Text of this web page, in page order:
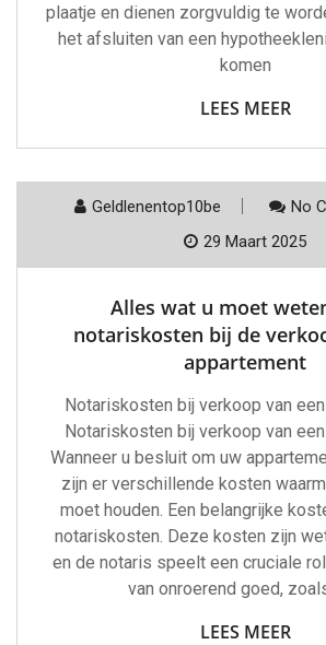
plaatje en dienen zorgvuldig te
het afsluiten van een
komen
LEES MEER
Geldlenentop10be
No
29 Maart 2025
Alles wat u moet
notariskosten bij de
appartement
Notariskosten bij verkoop van
Notariskosten bij verkoop van
Wanneer u besluit om uw
zijn er verschillende kosten
moet houden. Een belangrijke
notariskosten. Deze kosten zijn
en de notaris speelt een cruciale
van onroerend goed,
LEES MEER